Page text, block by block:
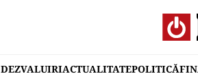
DEZVALUIRIACTUALITATEPOLITICĂ